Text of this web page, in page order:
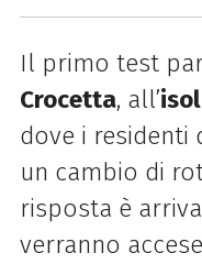
Il primo test
Crocetta, all’
dove i residenti
un cambio di
risposta è
verranno